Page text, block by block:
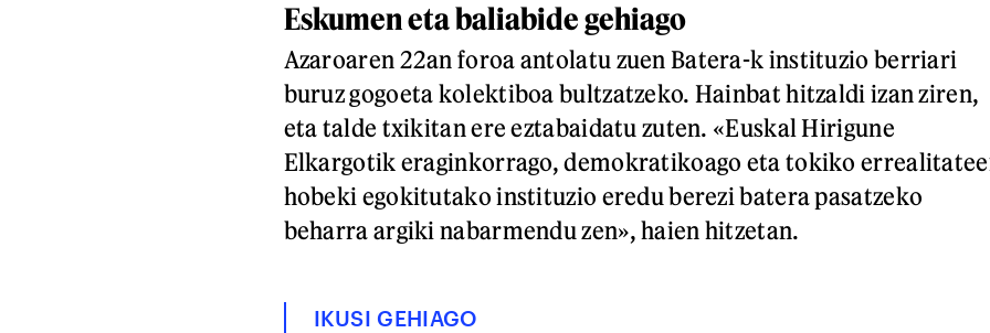
Eskumen eta baliabide gehiago
Azaroaren 22an foroa antolatu zuen Batera-k instituzio berriari
buruz gogoeta kolektiboa bultzatzeko. Hainbat hitzaldi izan ziren,
eta talde txikitan ere eztabaidatu zuten. «Euskal Hirigune
Elkargotik eraginkorrago, demokratikoago eta tokiko
hobeki egokitutako instituzio eredu berezi batera pasatzeko
beharra argiki nabarmendu zen», haien hitzetan.
IKUSI GEHIAGO